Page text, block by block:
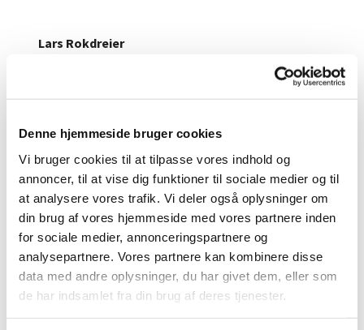
Denne hjemmeside bruger cookies
Vi bruger cookies til at tilpasse vores indhold og
annoncer, til at vise dig funktioner til sociale medier og til
at analysere vores trafik. Vi deler også oplysninger om
din brug af vores hjemmeside med vores partnere inden
for sociale medier, annonceringspartnere og
analysepartnere. Vores partnere kan kombinere disse
data med andre oplysninger, du har givet dem, eller som
de har indsamlet fra din brug af deres tjenester.
Lars Rokdreier